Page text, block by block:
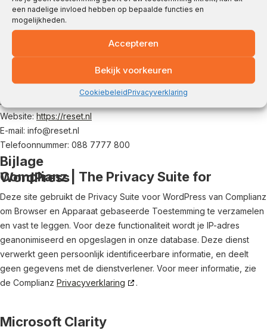
een nadelige invloed hebben op bepaalde functies en
mogelijkheden.
Accepteren
Bekijk voorkeuren
CookiebeleidPrivacyverklaring
(een klacht over) de verwerking van uw persoonsgegevens, heeft
u het recht om een klacht in te dienen bij de Autoriteit
10. Contactinformatie
Kleveringweg 6, 2616LZ Delft
Nederland
Website:https://reset.nl
E-mail: info@reset.nl
Telefoonnummer: 088 7777 800
Bijlage
Complianz | The Privacy Suite for WordPress
Deze site gebruikt de Privacy Suite voor WordPress van Complianz
om Browser en Apparaat gebaseerde Toestemming te verzamelen
en vast te leggen. Voor deze functionaliteit wordt je IP-adres
geanonimiseerd en opgeslagen in onze database. Deze dienst
verwerkt geen persoonlijk identificeerbare informatie, en deelt
geen gegevens met de dienstverlener. Voor meer informatie, zie
de Complianz Privacyverklaring .
Microsoft Clarity